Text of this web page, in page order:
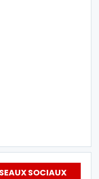
SOCIAUX